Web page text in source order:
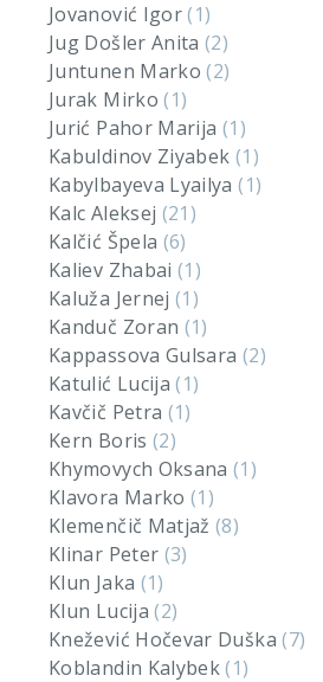
Jovanović Igor(1)
Jug Došler Anita(2)
Juntunen Marko(2)
Jurak Mirko(1)
Jurić Pahor Marija (1)
Kabuldinov Ziyabek (1)
Kabylbayeva Lyailya(1)
Kalc Aleksej (21)
Kalčić Špela (6)
Kaliev Zhabai(1)
Kaluža Jernej(1)
Kanduč Zoran (1)
Kappassova Gulsara (2)
Katulić Lucija(1)
Kavčič Petra (1)
Kern Boris (2)
Khymovych Oksana(1)
Klavora Marko(1)
Klemenčič Matjaž(8)
Klinar Peter (3)
Klun Jaka (1)
Klun Lucija(2)
Knežević Hočevar Duška(7)
Koblandin Kalybek(1)